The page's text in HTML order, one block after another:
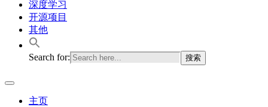
深度学习
开源项目
其他
Search for:
主页